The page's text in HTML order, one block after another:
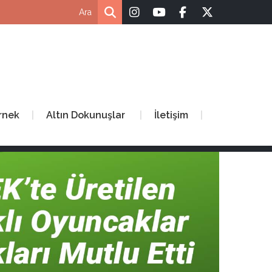
Altın Dokunuşlar İletişim